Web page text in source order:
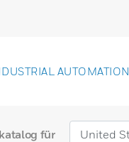
AUTOMATION
für